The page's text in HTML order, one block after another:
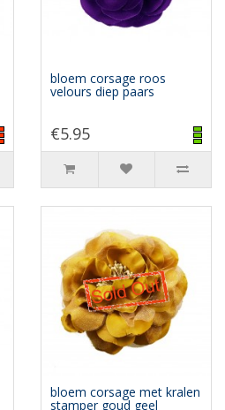
bloem corsage roos
velours diep paars
€5.95
bloem corsage met kralen
stamper goud geel